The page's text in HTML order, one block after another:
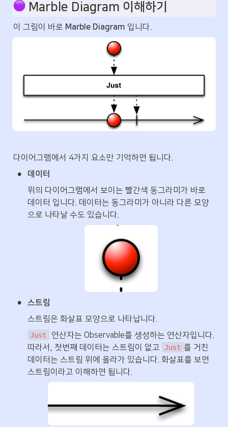
Marble Diagram 이해하기
이 그림이 바로 Marble Diagram 입니다.
다이어그램에서 4가지 요소만 기억하면 됩니다.
•
데이터
위의 다이어그램에서 보이는 빨간색 동그라미가 바로
데이터 입니다. 데이터는 동그라미가 아니라 다른 모양
으로 나타날 수도 있습니다.
•
스트림
스트림은 화살표 모양으로 나타납니다.
Just
연산자는 Observable를 생성하는 연산자입니다.
따라서, 첫번째 데이터는 스트림이 없고
Just 를 거친
데이터는 스트림 위에 올라가 있습니다. 화살표를 보면
스트림이라고 이해하면 됩니다.